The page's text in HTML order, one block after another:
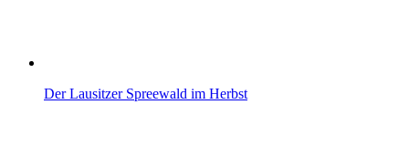
Der Lausitzer Spreewald im Herbst